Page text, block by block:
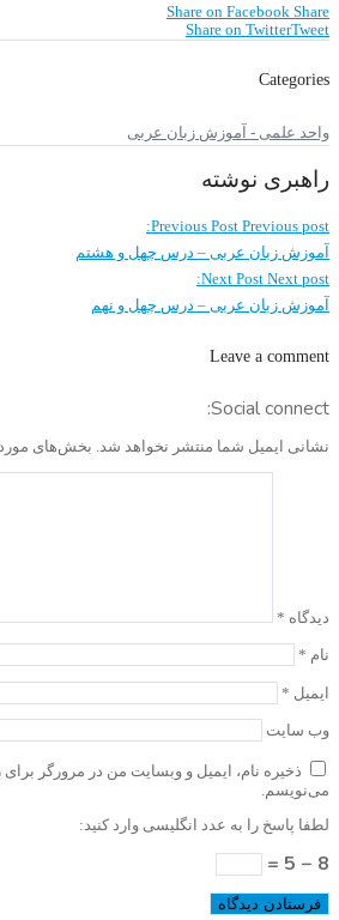
Share on Facebook Share
Share on TwitterTweet
Categories
واحد علمی - آموزش زبان عربی
راهبری نوشته
Previous Post Previous post:
آموزش زبان عربی – درس چهل و هشتم
Next Post Next post:
آموزش زبان عربی – درس چهل و نهم
Leave a comment
Social connect:
نشانی ایمیل شما منتشر نخواهد شد. بخش‌های
دیدگاه *
نام *
ایمیل *
وب‌ سایت
ذخیره نام، ایمیل و وبسایت من در مرورگر برای
می‌نویسم.
لطفا پاسخ را به عدد انگلیسی وارد کنید:
8 − 5 =